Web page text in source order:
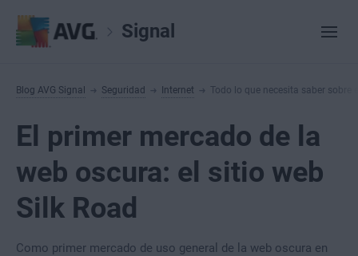
Signal
Blog AVG Signal Seguridad Internet Todo lo que necesita saber sobre
El primer mercado de la
web oscura: el sitio web
Silk Road
Como primer mercado de uso general de la web oscura en